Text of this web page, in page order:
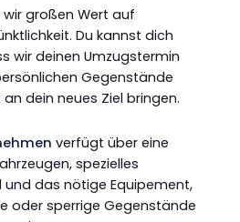
wir großen Wert auf
Du kannst dich
wir deinen Umzugstermin
Gegenstände
dein neues Ziel bringen.
verfügt über eine
spezielles
das nötige Equipement,
oder sperrige Gegenstände